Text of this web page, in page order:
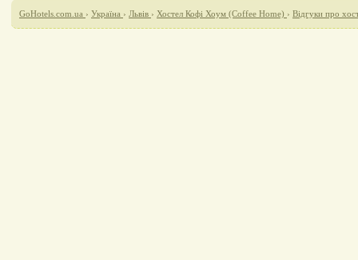
GoHotels.com.ua › Україна › Львів › Хостел Кофі Хоум (Coffee Home) › Відгуки про